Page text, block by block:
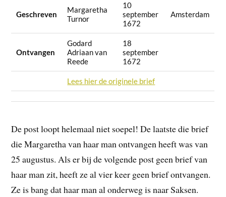
Geschreven
Margaretha
Turnor
10
september
1672
Amsterdam
Ontvangen
Godard
Adriaan van
Reede
18
september
1672
Lees hier de originele brief
De post loopt helemaal niet soepel! De laatste die brief
die Margaretha van haar man ontvangen heeft was van
25 augustus. Als er bij de volgende post geen brief van
haar man zit, heeft ze al vier keer geen brief ontvangen.
Ze is bang dat haar man al onderweg is naar Saksen.